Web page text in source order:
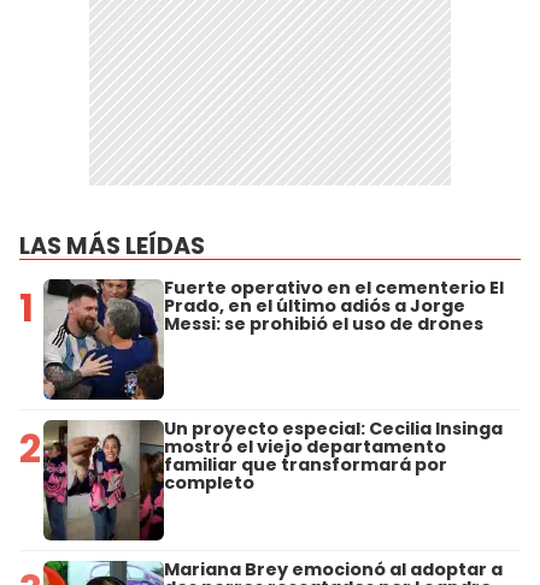
LAS MÁS LEÍDAS
1 Fuerte operativo en el cementerio El
Prado, en el último adiós a Jorge
Messi: se prohibió el uso de drones
2 Un proyecto especial: Cecilia Insinga
mostró el viejo departamento
familiar que transformará por
completo
Mariana Brey emocionó al adoptar a